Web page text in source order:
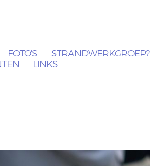
FOTO'S STRANDWERKGROEP?
LINKS